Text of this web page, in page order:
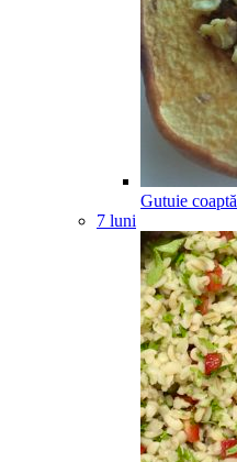
Gutuie coaptă
7 luni